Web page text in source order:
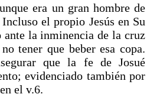
era un gran hombre de
el propio Jesús en Su
ante la inminencia de la cruz
tener que beber esa copa.
que la fe de Josué
evidenciado también por
el v.6.